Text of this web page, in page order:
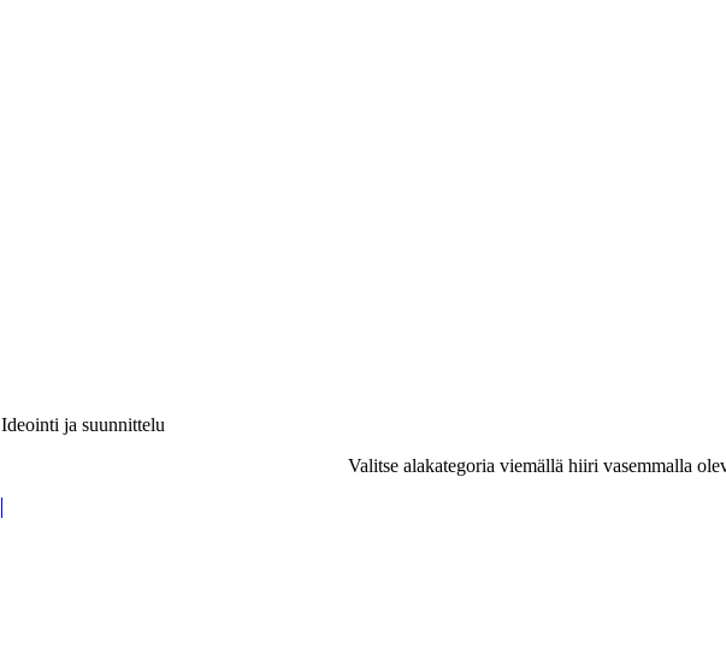
Ideointi ja suunnittelu
Valitse alakategoria viemällä hiiri vasemmalla